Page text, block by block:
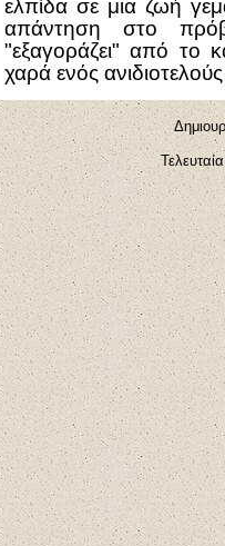
ελπίδα σε μια ζωή
απάντηση στο
"εξαγοράζει" από το
χαρά ενός